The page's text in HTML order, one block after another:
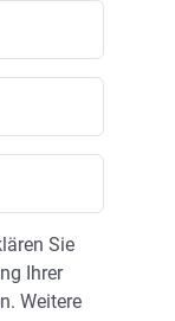
Sie
Ihrer
Weitere